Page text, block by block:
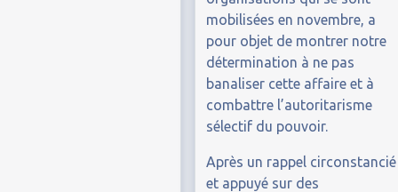
mobilisées en novembre, a
pour objet de montrer notre
détermination à ne pas
banaliser cette affaire et à
combattre l’autoritarisme
sélectif du pouvoir.
Après un rappel circonstancié
et appuyé sur des